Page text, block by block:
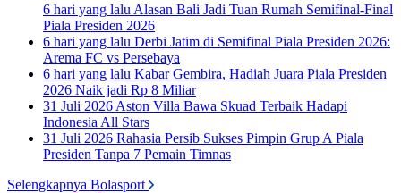
6 hari yang lalu Alasan Bali Jadi Tuan Rumah Semifinal-Final
Piala Presiden 2026
6 hari yang lalu Derbi Jatim di Semifinal Piala Presiden 2026:
Arema FC vs Persebaya
6 hari yang lalu Kabar Gembira, Hadiah Juara Piala Presiden
2026 Naik jadi Rp 8 Miliar
31 Juli 2026 Aston Villa Bawa Skuad Terbaik Hadapi
Indonesia All Stars
31 Juli 2026 Rahasia Persib Sukses Pimpin Grup A Piala
Presiden Tanpa 7 Pemain Timnas
Selengkapnya Bolasport